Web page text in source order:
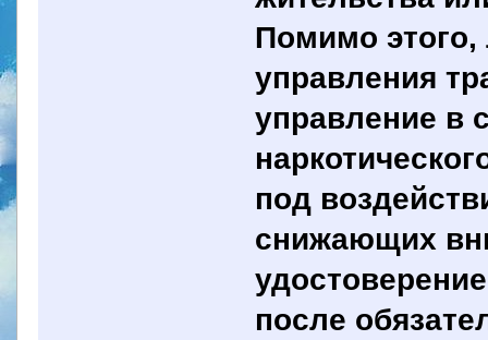
Помимо
управления
управление в
под
снижающих
после